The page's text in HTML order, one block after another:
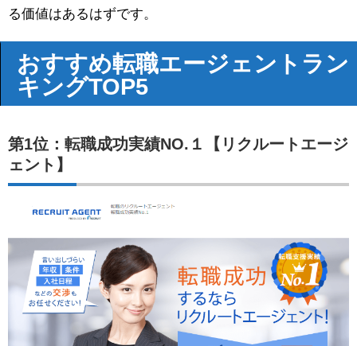
る価値はあるはずです。
おすすめ転職エージェントラン
キングTOP5
第1位：転職成功実績NO.１【リクルートエージ
ェント】